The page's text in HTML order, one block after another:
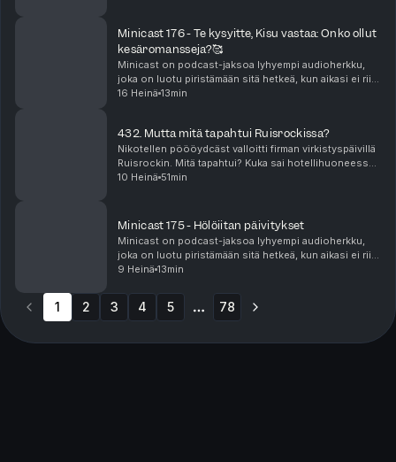
Minicast 176 - Te kysyitte, Kisu vastaa: Onko ollut
kesäromansseja?🥰
Minicast on podcast-jaksoa lyhyempi audioherkku,
joka on luotu piristämään sitä hetkeä, kun aikasi ei riitä
pitkään, yhtäjaksoiseen keskittymiseen. Minicastit
16 Heinä 13min
432. Mutta mitä tapahtui Ruisrockissa?
Nikotellen pöööydcäst valloitti firman virkistyspäivillä
Ruisrockin. Mitä tapahtui? Kuka sai hotellihuoneessa?
Kenen ilta meni vesibussin jonossa ja millaiset jatkot
10 Heinä 51min
Minicast 175 - Hölöiitan päivitykset
Minicast on podcast-jaksoa lyhyempi audioherkku,
joka on luotu piristämään sitä hetkeä, kun aikasi ei riitä
pitkään, yhtäjaksoiseen keskittymiseen. Minicastit
9 Heinä 13min
1 2 3 4 5 78